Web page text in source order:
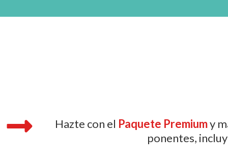
Hazte con el Paquete Premiumy
ponentes,